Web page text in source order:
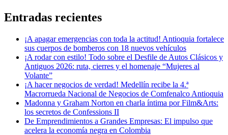
Entradas recientes
¡A apagar emergencias con toda la actitud! Antioquia fortalece
sus cuerpos de bomberos con 18 nuevos vehículos
¡A rodar con estilo! Todo sobre el Desfile de Autos Clásicos y
Antiguos 2026: ruta, cierres y el homenaje “Mujeres al
Volante”
¡A hacer negocios de verdad! Medellín recibe la 4.ª
Macrorrueda Nacional de Negocios de Comfenalco Antioquia
Madonna y Graham Norton en charla íntima por Film&Arts:
los secretos de Confessions II
De Emprendimientos a Grandes Empresas: El impulso que
acelera la economía negra en Colombia